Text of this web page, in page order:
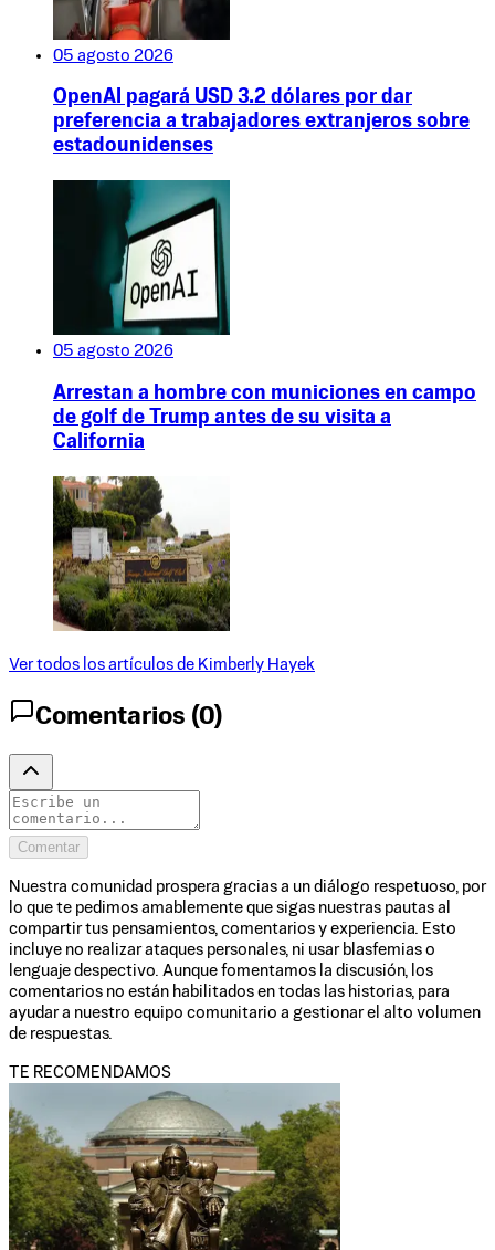
05 agosto 2026
OpenAI pagará USD 3.2 dólares por dar
preferencia a trabajadores extranjeros sobre
estadounidenses
05 agosto 2026
Arrestan a hombre con municiones en campo
de golf de Trump antes de su visita a
California
Ver todos los artículos de Kimberly Hayek
Comentarios (0)
Comentar
Nuestra comunidad prospera gracias a un diálogo respetuoso, por
lo que te pedimos amablemente que sigas nuestras pautas al
compartir tus pensamientos, comentarios y experiencia. Esto
incluye no realizar ataques personales, ni usar blasfemias o
lenguaje despectivo. Aunque fomentamos la discusión, los
comentarios no están habilitados en todas las historias, para
ayudar a nuestro equipo comunitario a gestionar el alto volumen
de respuestas.
TE RECOMENDAMOS